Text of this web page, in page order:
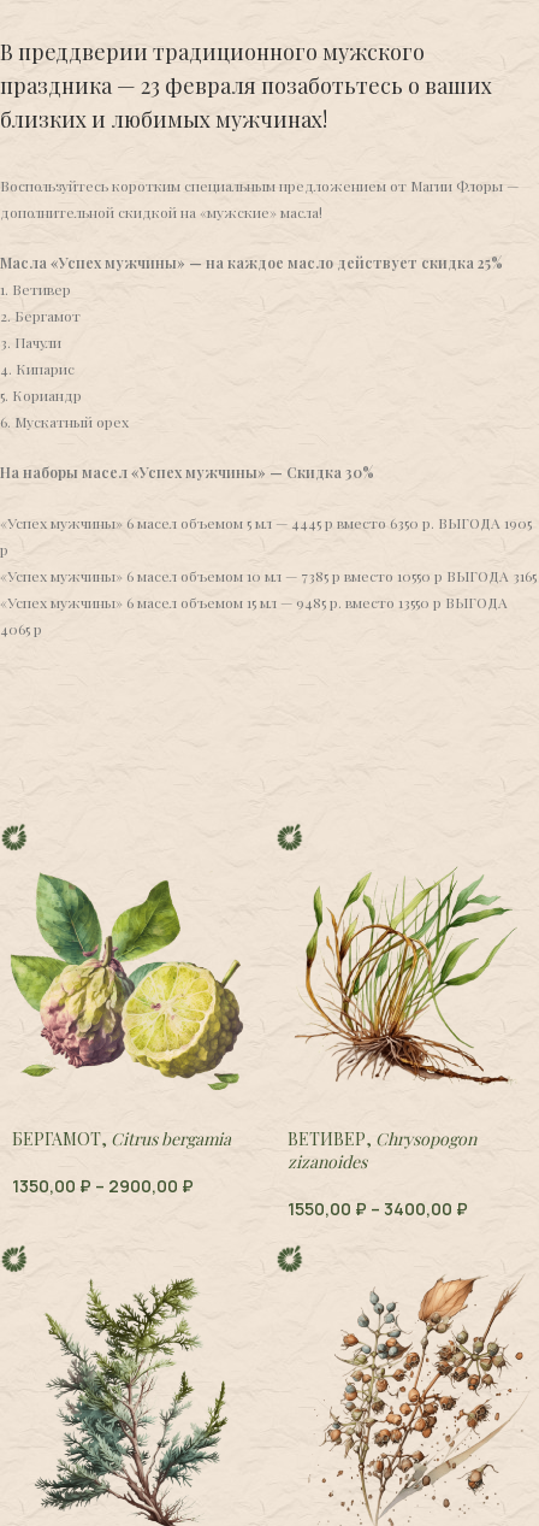
В преддверии традиционного мужского
праздника — 23 февраля позаботьтесь о ваших
близких и любимых мужчинах!
Воспользуйтесь коротким специальным предложением от Магии Флоры —
дополнительной скидкой на «мужские» масла!
Масла «Успех мужчины» — на каждое масло действует скидка 25%
1. Ветивер
2. Бергамот
3. Пачули
4. Кипарис
5. Кориандр
6. Мускатный орех
На наборы масел «Успех мужчины» — Скидка 30%
«Успех мужчины» 6 масел объемом 5 мл — 4445 р вместо 6350 р. ВЫГОДА 1905
р
«Успех мужчины» 6 масел объемом 10 мл — 7385 р вместо 10550 р ВЫГОДА 3165
«Успех мужчины» 6 масел объемом 15 мл — 9485 р. вместо 13550 р ВЫГОДА
4065 р
БЕРГАМОТ, Citrus bergamia
1350,00 ₽ – 2900,00 ₽
ВЕТИВЕР, Chrysopogon
zizanoides
1550,00 ₽ – 3400,00 ₽